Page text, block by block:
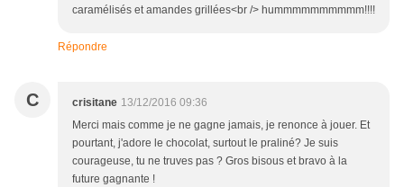
caramélisés et amandes grillées<br /> hummmmmmmmmm!!!!
Répondre
C crisitane 13/12/2016 09:36
Merci mais comme je ne gagne jamais, je renonce à jouer. Et
pourtant, j'adore le chocolat, surtout le praliné? Je suis
courageuse, tu ne truves pas ? Gros bisous et bravo à la
future gagnante !